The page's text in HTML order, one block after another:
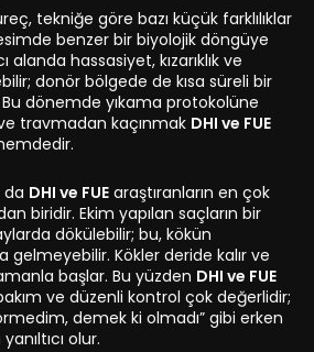
tekniğe göre bazı küçük farklılıklar
benzer bir biyolojik döngüye
alanda hassasiyet, kızarıklık ve
donör bölgede de kısa süreli bir
dönemde yıkama protokolüne
travmadan kaçınmak DHI ve FUE
da DHI ve FUE araştıranların en çok
biridir. Ekim yapılan saçların bir
dökülebilir; bu, kökün
gelmeyebilir. Kökler deride kalır ve
başlar. Bu yüzden DHI ve FUE
ve düzenli kontrol çok değerlidir;
demek ki olmadı” gibi erken
olur.